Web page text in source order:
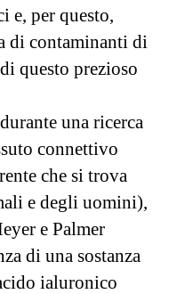
e, per questo,
di contaminanti di
questo prezioso
una ricerca
connettivo
che si trova
e degli uomini),
e Palmer
di una sostanza
ialuronico